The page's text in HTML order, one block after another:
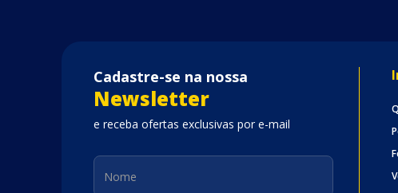
Cadastre-se na nossa
Newsletter
e receba ofertas exclusivas por e-mail